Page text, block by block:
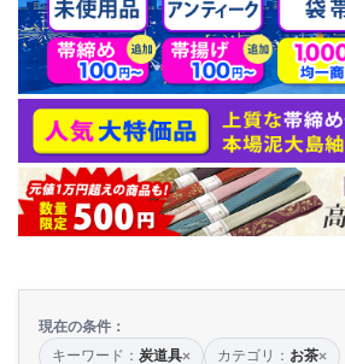
現在の条件：
キーワード： 炭道具× カテゴリ： お茶×